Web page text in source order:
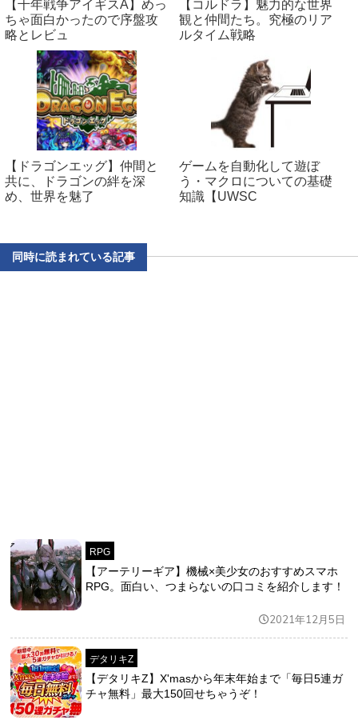
【千年戦争アイギスA】めっ
ちゃ面白かったので序盤攻
略とレビュ
【コルドラ】魅力的な世界
観と仲間たち。究極のリア
ルタイム戦略
【ドラゴンエッグ】仲間と
共に、ドラゴンの絆を深
め、世界を魅了
ゲームを自動化して遊ぼ
う・マクロについての基礎
知識【UWSC
同時に読まれている記事
RPG
【アーテリーギア】機械×美少女のおすすめスマホ
RPG。面白い、つまらないの口コミを紹介します！
2021年12月5日
デタリキZ
【デタリキZ】X'masから年末年始まで「毎日5連ガ
チャ無料」最大150回せちゃうぞ！